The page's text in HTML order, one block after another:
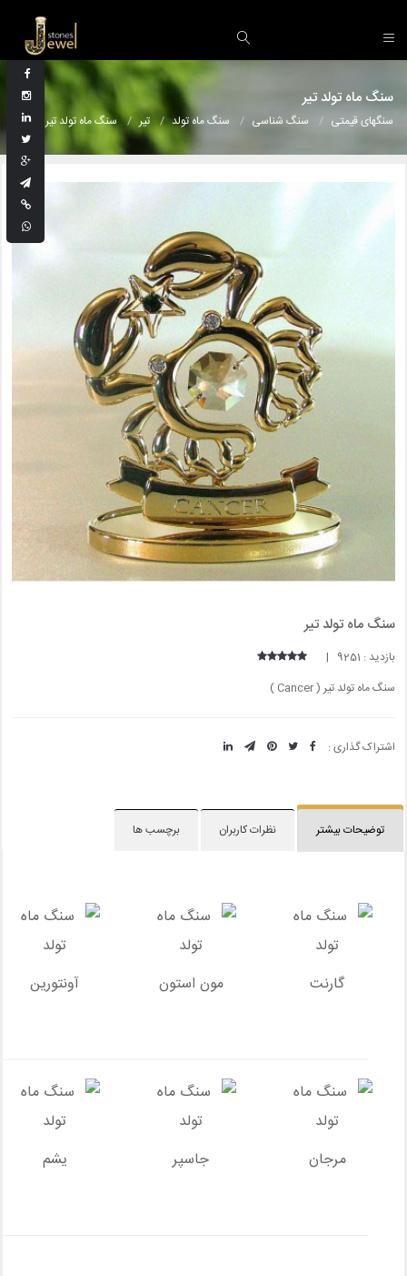
سنگ ماه تولد تیر
سنگهای قیمتی سنگ شناسی سنگ ماه تولد تیر سنگ ماه تولد تیر
سنگ ماه تولد تیر
بازدید : 9251 |
سنگ ماه تولد تیر ( Cancer )
اشتراک گذاری :
توضیحات بیشتر نظرات کاربران برچسب ها
گارنت مون استون آونتورین
مرجان جاسپر یشم